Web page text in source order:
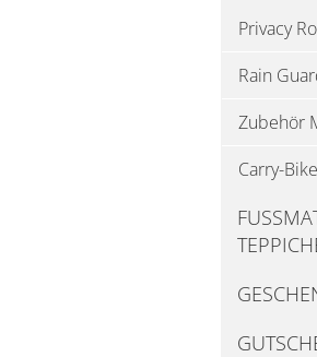
Privacy
Rain
Zubehör
Carry-